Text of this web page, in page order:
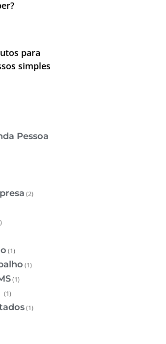
para
simples
Pessoa
(2)
(1)
(1)
(1)
(1)
(1)